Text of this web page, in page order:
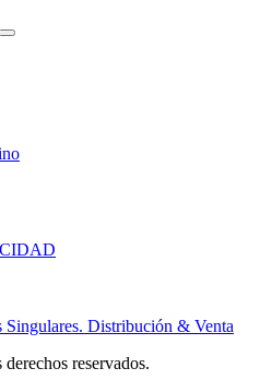
reservados.